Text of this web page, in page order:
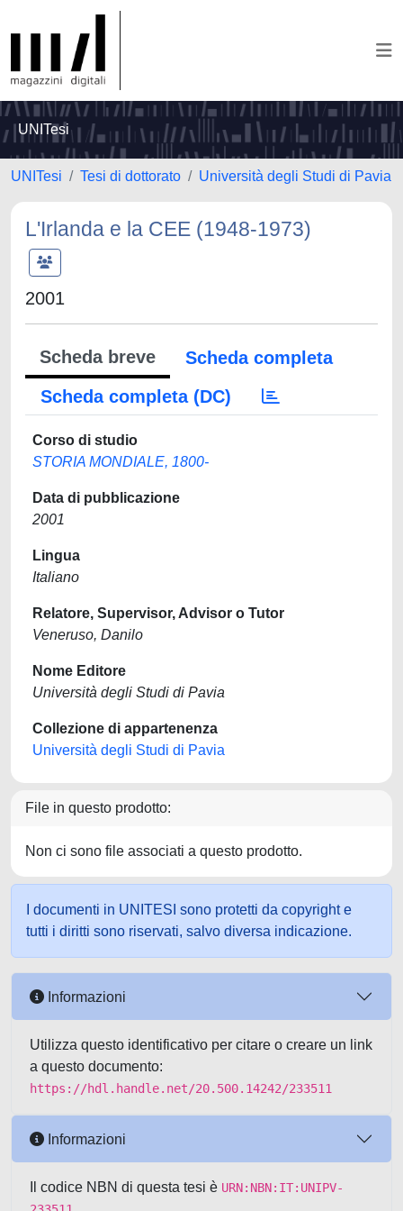
UNITesi
UNITesi Tesi di dottorato Università degli Studi di Pavia
L'Irlanda e la CEE (1948-1973)
2001
Scheda breve
Scheda completa
Scheda completa (DC)
Corso di studio
STORIA MONDIALE, 1800-
Data di pubblicazione
2001
Lingua
Italiano
Relatore, Supervisor, Advisor o Tutor
Veneruso, Danilo
Nome Editore
Università degli Studi di Pavia
Collezione di appartenenza
Università degli Studi di Pavia
File in questo prodotto:
Non ci sono file associati a questo prodotto.
I documenti in UNITESI sono protetti da copyright e
tutti i diritti sono riservati, salvo diversa indicazione.
Informazioni
Utilizza questo identificativo per citare o creare un link
a questo documento:
https://hdl.handle.net/20.500.14242/233511
Informazioni
Il codice NBN di questa tesi è URN:NBN:IT:UNIPV-